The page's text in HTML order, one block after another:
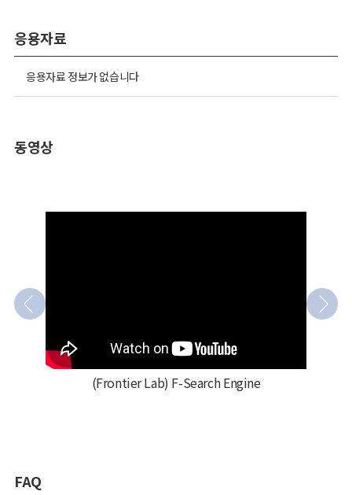
응용자료
응용자료 정보가 없습니다
동영상
(Frontier Lab) F-Search Engine
FAQ